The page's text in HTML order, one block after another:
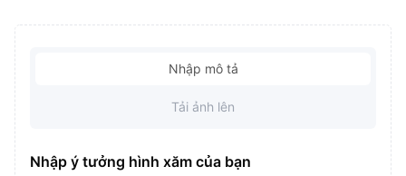
Nhập mô tả
Tải ảnh lên
Nhập ý tưởng hình xăm của bạn